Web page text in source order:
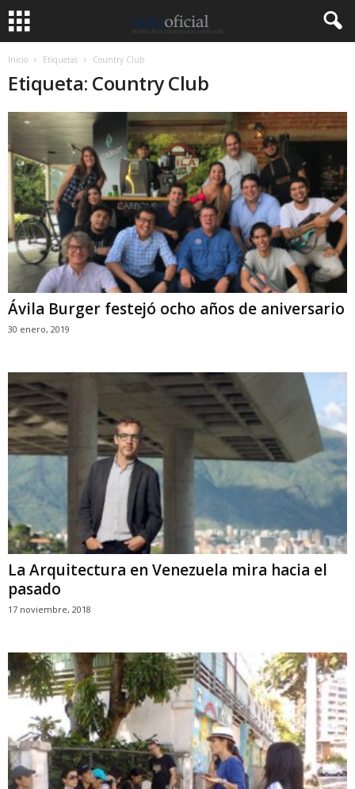
Inicio Etiquetas Country Club
Etiqueta: Country Club
Ávila Burger festejó ocho años de aniversario
30 enero, 2019
La Arquitectura en Venezuela mira hacia el
pasado
17 noviembre, 2018